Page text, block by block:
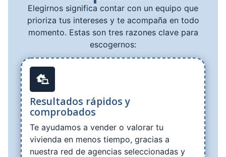
Elegirnos significa contar con un equipo que
prioriza tus intereses y te acompaña en todo
momento. Estas son tres razones clave para
escogernos:
Resultados rápidos y
comprobados
Te ayudamos a vender o valorar tu
vivienda en menos tiempo, gracias a
nuestra red de agencias seleccionadas y